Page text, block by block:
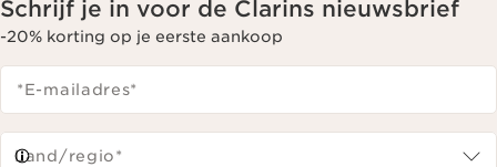
Schrijf je in voor de Clarins nieuwsbrief
-20% korting op je eerste aankoop
*E-mailadres*
Land/regio*